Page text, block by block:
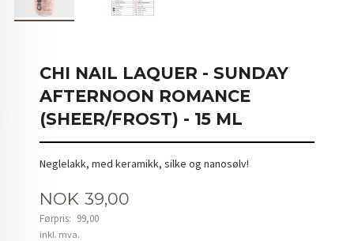
CHI NAIL LAQUER - SUNDAY
AFTERNOON ROMANCE
(SHEER/FROST) - 15 ML
Neglelakk, med keramikk, silke og nanosølv!
Tilbud
NOK 39,00
Førpris: 99,00
Rabatt
inkl. mva.